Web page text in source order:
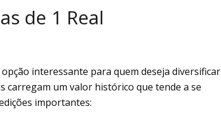
de 1 Real
interessante para quem deseja diversificar
carregam um valor histórico que tende a se
importantes: